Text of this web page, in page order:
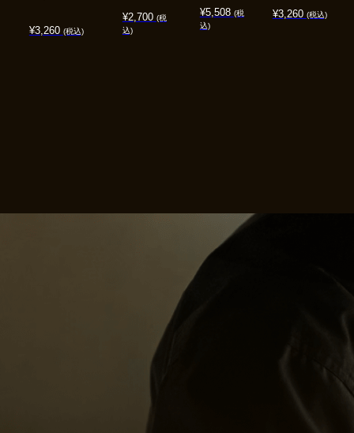
¥3,260 (税込)
¥2,700 (税
込)
¥5,508 (税
込)
¥3,260 (税込)